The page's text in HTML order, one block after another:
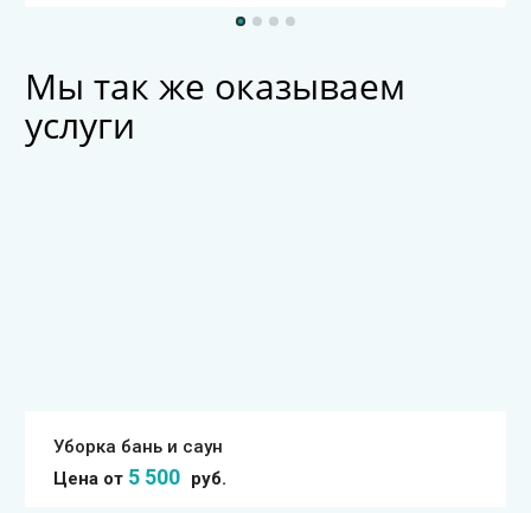
Мы так же оказываем
услуги
Уборка бань и саун
Цена от 5 500 руб.